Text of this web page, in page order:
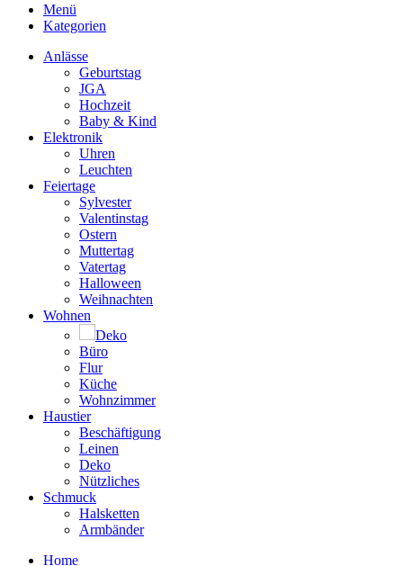
Menü
Kategorien
Anlässe
Geburtstag
JGA
Hochzeit
Baby & Kind
Elektronik
Uhren
Leuchten
Feiertage
Sylvester
Valentinstag
Ostern
Muttertag
Vatertag
Halloween
Weihnachten
Wohnen
Deko
Büro
Flur
Küche
Wohnzimmer
Haustier
Beschäftigung
Leinen
Deko
Nützliches
Schmuck
Halsketten
Armbänder
Home